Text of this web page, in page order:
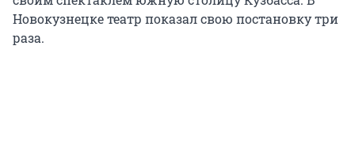
Новокузнецке театр показал свою постановку три
раза.